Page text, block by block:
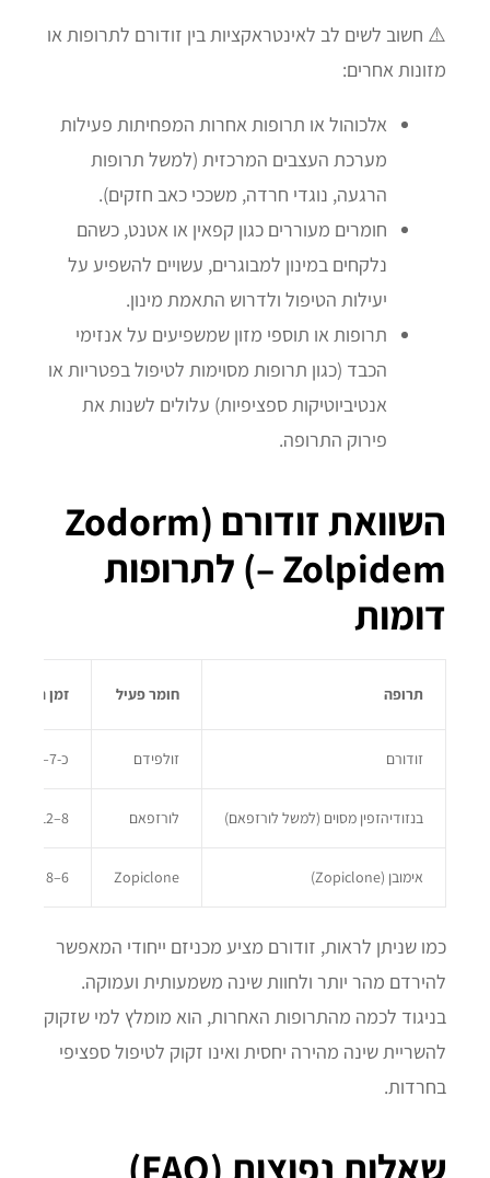
⚠️ חשוב לשים לב לאינטראקציות בין זודורם לתרופות או
מזונות אחרים:
אלכוהול או תרופות אחרות המפחיתות פעילות
מערכת העצבים המרכזית (למשל תרופות
הרגעה, נוגדי חרדה, משככי כאב חזקים).
חומרים מעוררים כגון קפאין או אטנט, כשהם
נלקחים במינון למבוגרים, עשויים להשפיע על
יעילות הטיפול ולדרוש התאמת מינון.
תרופות או תוספי מזון שמשפיעים על אנזימי
הכבד (כגון תרופות מסוימות לטיפול בפטריות או
אנטיביוטיקות ספציפיות) עלולים לשנות את
פירוק התרופה.
השוואת זודורם (Zodorm
– Zolpidem) לתרופות
דומות
תרופה חומר פעיל זמן השפעה
זודורם זולפידם
בנזודיהזפין מסוים (למשל לורזפאם) לורזפאם
אימובן (Zopiclone) Zopiclone
כמו שניתן לראות, זודורם מציע מכניזם ייחודי המאפשר
להירדם מהר יותר ולחוות שינה משמעותית ועמוקה.
בניגוד לכמה מהתרופות האחרות, הוא מומלץ למי שזקוק
להשריית שינה מהירה יחסית ואינו זקוק לטיפול ספציפי
בחרדות.
שאלות נפוצות (FAQ)